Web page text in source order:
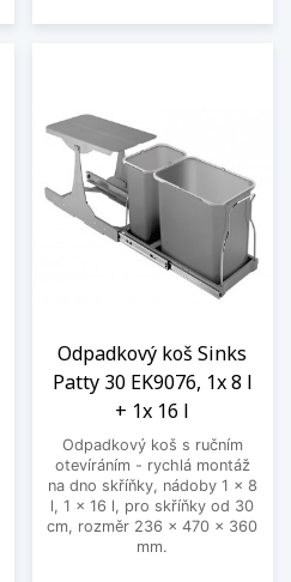
Odpadkový koš Sinks
Patty 30 EK9076, 1x 8 l
+ 1x 16 l
Odpadkový koš s ručním
otevíráním - rychlá montáž
na dno skříňky, nádoby 1 x 8
l, 1 x 16 l, pro skříňky od 30
cm, rozměr 236 x 470 x 360
mm.